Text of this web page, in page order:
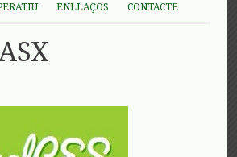
ENLLAÇOS CONTACTE